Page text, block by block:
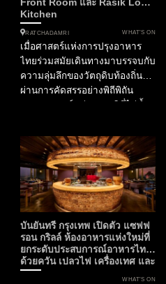
Front Room และ Rasik Local
Kitchen
RATCHADAMRI WHAT’S ON
เมื่อศาสตร์แห่งการปรุงอาหาร
ไทยร่วมสมัยเดินทางมาบรรจบกับ
ความลุ่มลึกของวัตถุดิบท้องถิ่นที่
ผ่านการคัดสรรอย่างพิถีพิถัน
ประสบการณ์แห่งรสชาติที่ไม่ซ้ำ
กรุงเทพมหานคร สำหรับไฟน์ได
นิ่งเลิฟเวอร์ที่กำลังมองหา
ประสบการณ์อาหารไทยที่ก้าว
ข้ามขีดจำกัดเดิมๆ ห้ามพลาด
ความร่วมมือครั้งสำคัญใน
กิจกรรม Tastes of Thailand
2026 เมื่อ ห้องอาหารไทย
ฟร้อนท์รูม (Front Room)...
บันยันทรี กรุงเทพ เปิดตัว แซฟฟ
รอน กริลล์ ห้องอาหารแห่งใหม่ที่
ยกระดับประสบการณ์อาหารไทย
ด้วยควัน เปลวไฟ เครื่องเทศ และ
ความยั่งยืน
WHAT’S ON